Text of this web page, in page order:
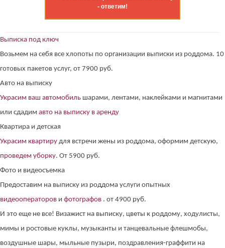
- ответим!
Выписка под ключ
Возьмем на себя все хлопоты по организации выписки из роддома. 10
готовых пакетов услуг, от 7900 руб.
Авто на выписку
Украсим ваш автомобиль шарами, лентами, наклейками и магнитами
или сдадим авто на выписку в аренду
Квартира и детская
Украсим квартиру для встречи жены из роддома, оформим детскую,
проведем уборку. От 5900 руб.
Фото и видеосъемка
Предоставим на выписку из роддома услуги опытных
видеооператоров и фотографов . от 4900 руб.
И это еще не все! Визажист на выписку, цветы к роддому, ходулисты,
мимы и ростовые куклы, музыканты и танцевальные флешмобы,
воздушные шары, мыльные пузыри, поздравления-граффити на